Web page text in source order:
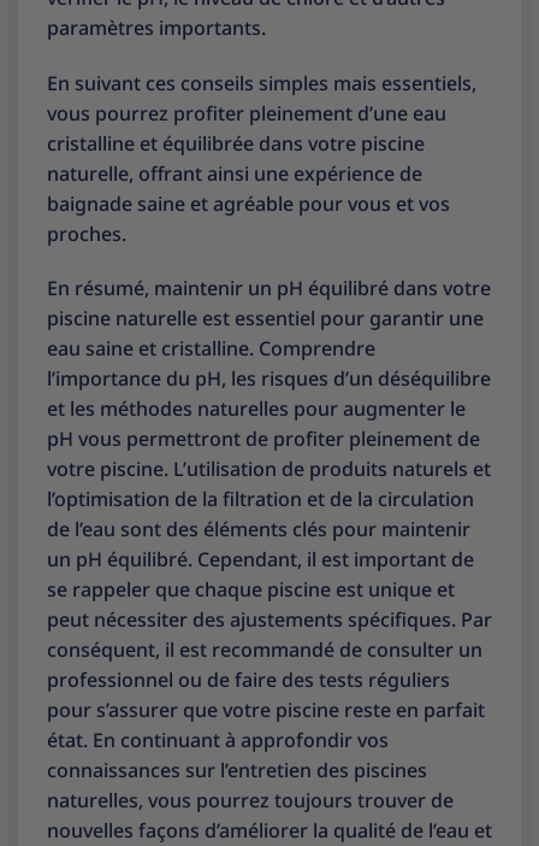
paramètres importants.
En suivant ces conseils simples mais essentiels,
vous pourrez profiter pleinement d’une eau
cristalline et équilibrée dans votre piscine
naturelle, offrant ainsi une expérience de
baignade saine et agréable pour vous et vos
proches.
En résumé, maintenir un pH équilibré dans votre
piscine naturelle est essentiel pour garantir une
eau saine et cristalline. Comprendre
l’importance du pH, les risques d’un déséquilibre
et les méthodes naturelles pour augmenter le
pH vous permettront de profiter pleinement de
votre piscine. L’utilisation de produits naturels et
l’optimisation de la filtration et de la circulation
de l’eau sont des éléments clés pour maintenir
un pH équilibré. Cependant, il est important de
se rappeler que chaque piscine est unique et
peut nécessiter des ajustements spécifiques. Par
conséquent, il est recommandé de consulter un
professionnel ou de faire des tests réguliers
pour s’assurer que votre piscine reste en parfait
état. En continuant à approfondir vos
connaissances sur l’entretien des piscines
naturelles, vous pourrez toujours trouver de
nouvelles façons d’améliorer la qualité de l’eau et